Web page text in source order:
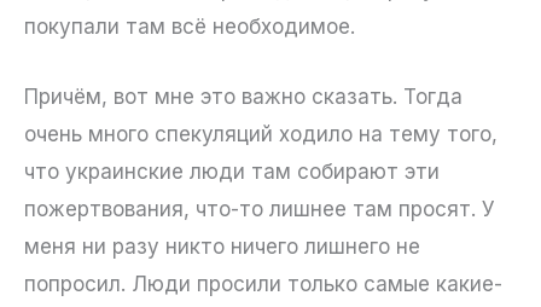
покупали там всё необходимое.
Причём, вот мне это важно сказать. Тогда
очень много спекуляций ходило на тему того,
что украинские люди там собирают эти
пожертвования, что-то лишнее там просят. У
меня ни разу никто ничего лишнего не
попросил. Люди просили только самые какие-